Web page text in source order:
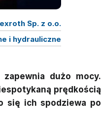
Sp. z o.o.
i hydrauliczne
dużo mocy.
prędkością
się ich spodziewa po